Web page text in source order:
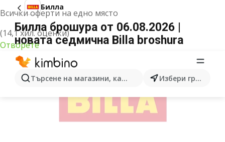
Всички оферти на едно място
(14,1 хил. оценки)
Отворете
Търсене на магазини, категории, продукти...Избери град
Билла
Билла брошура от 06.08.2026 |
новата седмична Billa broshura